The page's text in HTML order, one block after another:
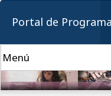
Portal de